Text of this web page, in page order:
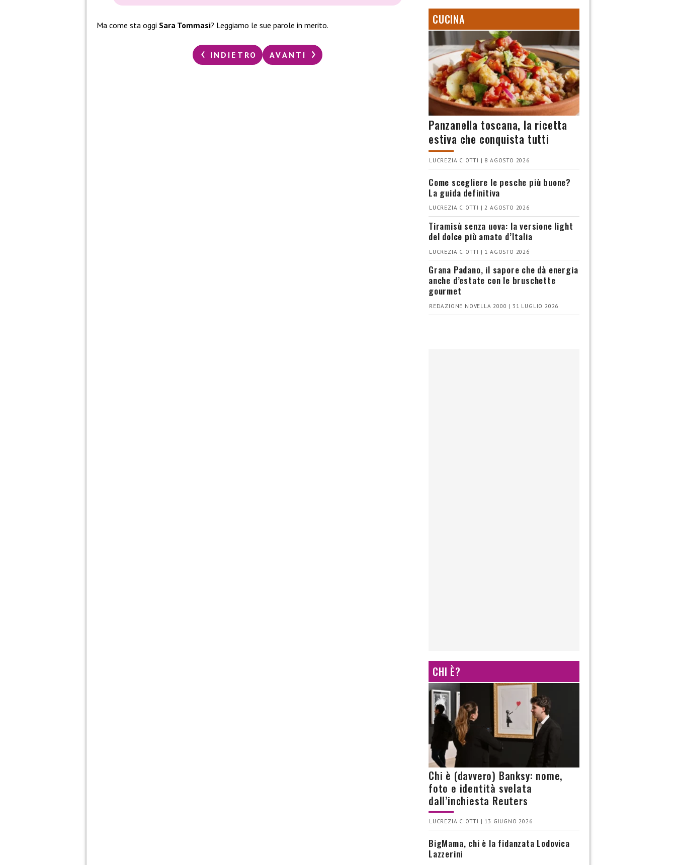
Ma come sta oggi Sara Tommasi? Leggiamo le sue parole in merito.
INDIETRO AVANTI
CUCINA
Panzanella toscana, la ricetta
estiva che conquista tutti
LUCREZIA CIOTTI | 8 AGOSTO 2026
Come scegliere le pesche più buone?
La guida definitiva
LUCREZIA CIOTTI | 2 AGOSTO 2026
Tiramisù senza uova: la versione light
del dolce più amato d’Italia
LUCREZIA CIOTTI | 1 AGOSTO 2026
Grana Padano, il sapore che dà energia
anche d’estate con le bruschette
gourmet
REDAZIONE NOVELLA 2000 | 31 LUGLIO 2026
CHI È?
Chi è (davvero) Banksy: nome,
foto e identità svelata
dall’inchiesta Reuters
LUCREZIA CIOTTI | 13 GIUGNO 2026
BigMama, chi è la fidanzata Lodovica
Lazzerini